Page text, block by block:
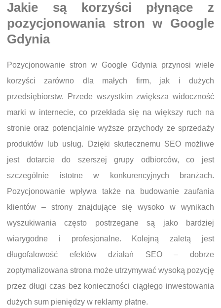
Jakie są korzyści płynące z
pozycjonowania stron w Google
Gdynia
Pozycjonowanie stron w Google Gdynia przynosi wiele
korzyści zarówno dla małych firm, jak i dużych
przedsiębiorstw. Przede wszystkim zwiększa widoczność
marki w internecie, co przekłada się na większy ruch na
stronie oraz potencjalnie wyższe przychody ze sprzedaży
produktów lub usług. Dzięki skutecznemu SEO możliwe
jest dotarcie do szerszej grupy odbiorców, co jest
szczególnie istotne w konkurencyjnych branżach.
Pozycjonowanie wpływa także na budowanie zaufania
klientów – strony znajdujące się wysoko w wynikach
wyszukiwania często postrzegane są jako bardziej
wiarygodne i profesjonalne. Kolejną zaletą jest
długofalowość efektów działań SEO – dobrze
zoptymalizowana strona może utrzymywać wysoką pozycję
przez długi czas bez konieczności ciągłego inwestowania
dużych sum pieniędzy w reklamy płatne.